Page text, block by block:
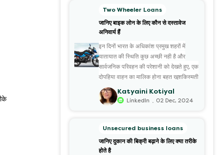
Two Wheeler Loans
जानिए बाइक लोन के लिए कौन से दस्तावेज
अनिवार्य हैं
इन दिनों भारत के अधिकांश प्रमुख शहरों में
यातायात की स्थिति कुछ अच्छी नही है और
सार्वजनिक परिवहन की परेशानी को देखते हुए, एक
दोपहिया वाहन का मालिक होना बहुत खुशकिस्मती
की बात है। यदि आप भी अपने सपनों की बाइक
खरीदने की सोच रहे हैं, मगर उसके लिए एक साथ
बड़ी रकम नही खर्च करना चाहते हैं तो
आपके लिए सबसे उत्तम विकल्प है। वैसे भी अब
ढेरों ऐसे संस्थान उपलब्ध हैं, जो किफायती ब्याज
दर पर बाइक लोन की सुविधा देते हैं। इनके चलते
Katyaini Kotiyal
LinkedIn . 02 Dec, 2024
Unsecured business loans
जानिए दुकान की बिक्री बढ़ाने के लिए क्या तरीके
होते है